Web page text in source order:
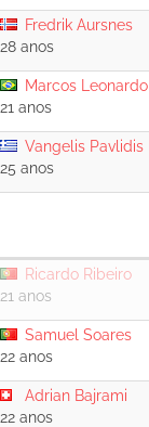
Fredrik Aursnes
28 anos
Marcos Leonardo
21 anos
Vangelis Pavlidis
25 anos
Ricardo Ribeiro
21 anos
Samuel Soares
22 anos
Adrian Bajrami
22 anos